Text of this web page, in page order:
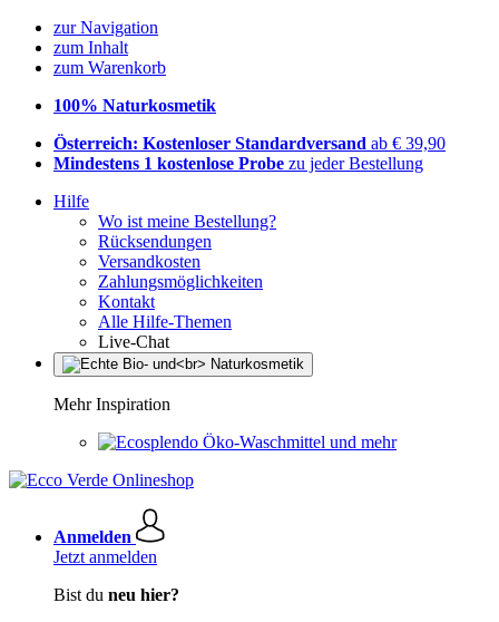
zur Navigation
zum Inhalt
zum Warenkorb
100% Naturkosmetik
Österreich: Kostenloser Standardversand ab € 39,90
Mindestens 1 kostenlose Probe zu jeder Bestellung
Hilfe
Wo ist meine Bestellung?
Rücksendungen
Versandkosten
Zahlungsmöglichkeiten
Kontakt
Alle Hilfe-Themen
Live-Chat
Mehr Inspiration
Öko-Waschmittel und mehr
Anmelden
Jetzt anmelden
Bist du neu hier?